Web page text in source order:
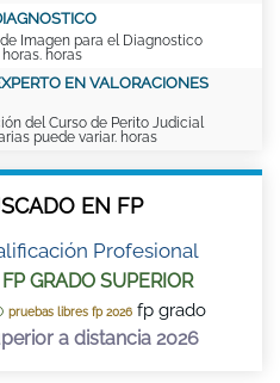
Imagen para el Diagnostico
horas
EN VALORACIONES
del Curso de Perito Judicial
puede variar. horas
EN FP
Profesional
GRADO SUPERIOR
pruebas libres fp 2026 fp grado
a distancia 2026